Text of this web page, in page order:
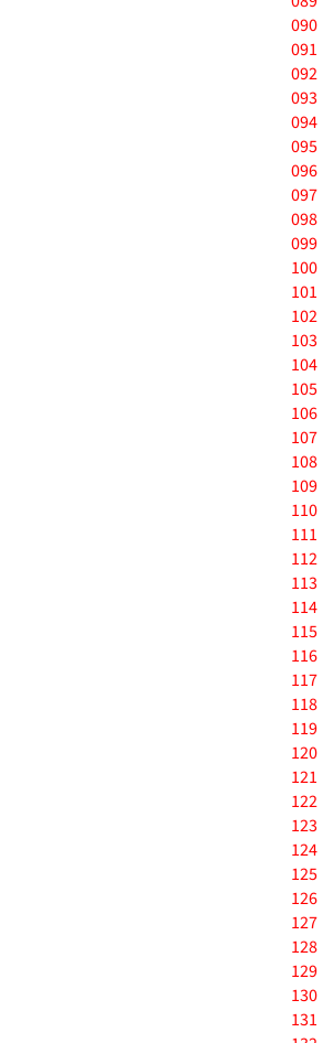
090
091
092
093
094
095
096
097
098
099
100
101
102
103
104
105
106
107
108
109
110
111
112
113
114
115
116
117
118
119
120
121
122
123
124
125
126
127
128
129
130
131